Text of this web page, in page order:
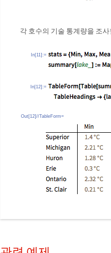
각 호수의 기술 통계량을 조
In[11]:=
In[12]:=
Out[12]//TableForm=